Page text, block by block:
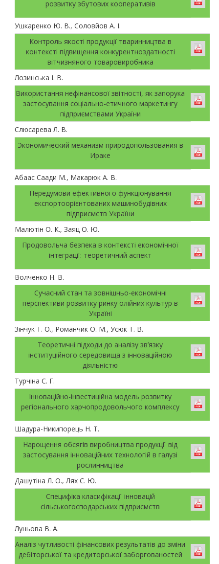
розвитку збутових кооперативів
Ушкаренко Ю. В., Соловйов А. І.
Контроль якості продукції тваринництва в
контексті підвищення конкурентноздатності
вітчизняного товаровиробника
Лозинська І. В.
Використання нефінансової звітності, як запорука
застосування соціально-етичного маркетингу
підприємствами України
Слюсарева Л. В.
Экономический механизм природопользования в
Ираке
Абаас Саади М., Макарюк А. В.
Передумови ефективного функціонування
експортоорієнтованих машинобудівних
підприємств України
Малютін О. К., Заяц О. Ю.
Продовольча безпека в контексті економічної
інтеграції: теоретичний аспект
Волченко Н. В.
Сучасний стан та зовнішньо-економічні
перспективи розвитку ринку олійних культур в
Україні
Зінчук Т. О., Романчик О. М., Усюк Т. В.
Теоретичні підходи до аналізу зв’язку
інституційного середовища з інноваційною
діяльністю
Турчіна С. Г.
Інноваційно-інвестиційна модель розвитку
регіонального харчопродовольчого комплексу
Шадура-Никипорець Н. Т.
Нарощення обсягів виробництва продукції від
застосування інноваційних технологій в галузі
рослинництва
Дашутіна Л. О., Лях С. Ю.
Специфіка класифікації інновацій
сільськогосподарських підприємств
Луньова В. А.
Аналіз чутливості фінансових результатів до зміни
дебіторської та кредиторської заборгованостей